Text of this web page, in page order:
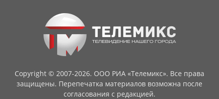
Copyright © 2007-2026. ООО РИА «Телемикс». Все права
защищены. Перепечатка материалов возможна после
согласования с редакцией.